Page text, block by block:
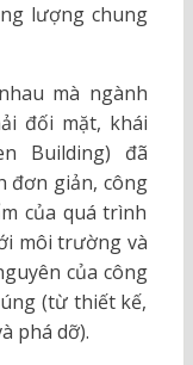
lượng chung
mà ngành
đối mặt, khái
Building) đã
đơn giản, công
của quá trình
môi trường và
của công
(từ thiết kế,
phá dỡ).